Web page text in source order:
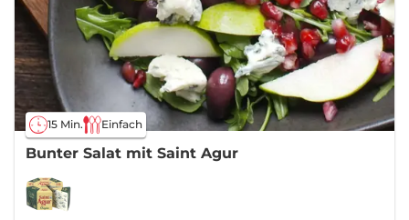
15 Min. Einfach
Bunter Salat mit Saint Agur